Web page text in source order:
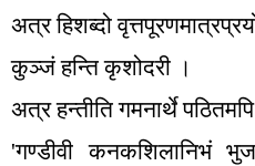
अत्र हिशब्दो
कुञ्जं हन्ति कृशोदरी ।
अत्र हन्तीति गमनार्थे
'गण्डीवी कनकशिलानिभं